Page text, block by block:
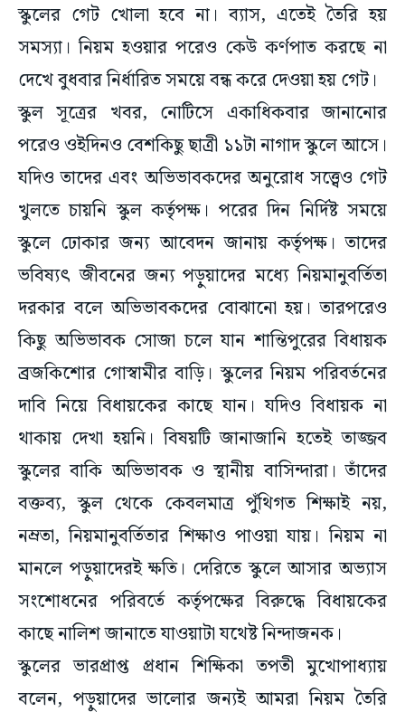
স্কুলের গেট খোলা হবে না। ব্যাস, এতেই তৈরি হয়
সমস্যা। নিয়ম হওয়ার পরেও কেউ কর্ণপাত করছে না
দেখে বুধবার নির্ধারিত সময়ে বন্ধ করে দেওয়া হয় গেট।
স্কুল সূত্রের খবর, নোটিসে একাধিকবার জানানোর
পরেও ওইদিনও বেশকিছু ছাত্রী ১১টা নাগাদ স্কুলে আসে।
যদিও তাদের এবং অভিভাবকদের অনুরোধ সত্ত্বেও গেট
খুলতে চায়নি স্কুল কর্তৃপক্ষ। পরের দিন নির্দিষ্ট সময়ে
স্কুলে ঢোকার জন্য আবেদন জানায় কর্তৃপক্ষ। তাদের
ভবিষ্যৎ জীবনের জন্য পড়ুয়াদের মধ্যে নিয়মানুবর্তিতা
দরকার বলে অভিভাবকদের বোঝানো হয়। তারপরেও
কিছু অভিভাবক সোজা চলে যান শান্তিপুরের বিধায়ক
ব্রজকিশোর গোস্বামীর বাড়ি। স্কুলের নিয়ম পরিবর্তনের
দাবি নিয়ে বিধায়কের কাছে যান। যদিও বিধায়ক না
থাকায় দেখা হয়নি। বিষয়টি জানাজানি হতেই তাজ্জব
স্কুলের বাকি অভিভাবক ও স্থানীয় বাসিন্দারা। তাঁদের
বক্তব্য, স্কুল থেকে কেবলমাত্র পুঁথিগত শিক্ষাই নয়,
নম্রতা, নিয়মানুবর্তিতার শিক্ষাও পাওয়া যায়। নিয়ম না
মানলে পড়ুয়াদেরই ক্ষতি। দেরিতে স্কুলে আসার অভ্যাস
সংশোধনের পরিবর্তে কর্তৃপক্ষের বিরুদ্ধে বিধায়কের
কাছে নালিশ জানাতে যাওয়াটা যথেষ্ট নিন্দাজনক।
স্কুলের ভারপ্রাপ্ত প্রধান শিক্ষিকা তপতী মুখোপাধ্যায়
বলেন, পড়ুয়াদের ভালোর জন্যই আমরা নিয়ম তৈরি